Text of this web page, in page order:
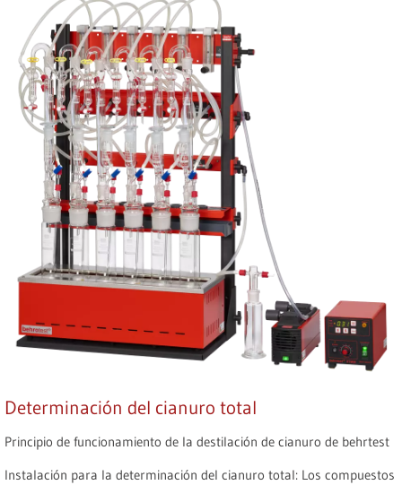
Determinación del cianuro total
Principio de funcionamiento de la destilación de cianuro de behrtest
Instalación para la determinación del cianuro total: Los compuestos